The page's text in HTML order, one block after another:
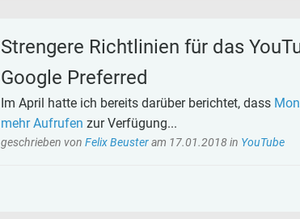
Strengere Richtlinien für das
Google Preferred
Im April hatte ich bereits darüber berichtet, dass
mehr Aufrufen zur Verfügung...
geschrieben vonFelix Beusteram 17.01.2018in YouTube